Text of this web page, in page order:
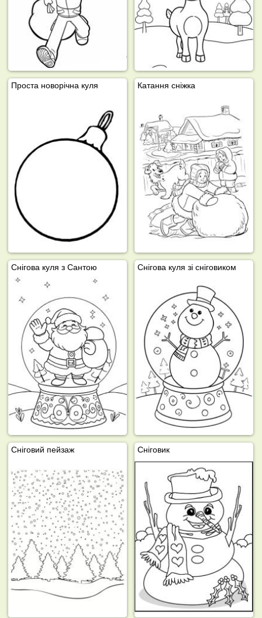
Проста новорічна куля Катання сніжка
Снігова куля з Сантою Снігова куля зі сніговиком
Сніговий пейзаж Сніговик